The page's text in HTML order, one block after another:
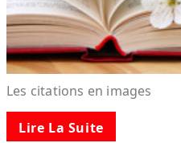
Les citations en images
Lire La Suite